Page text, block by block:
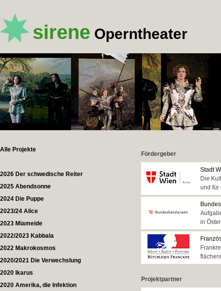
sirene Operntheater
Alle Projekte
2026 Der schwedische Reiter
2025 Abendsonne
2024 Die Puppe
2023/24 Alice
2023 Miameide
2022/2023 Kabbala
2022 Makrokosmos
2020/2021 Die Verwechslung
2020 Ikarus
2020 Amerika, die Infektion
Fördergeber
Stadt
Die
und für
in
Projektpartner